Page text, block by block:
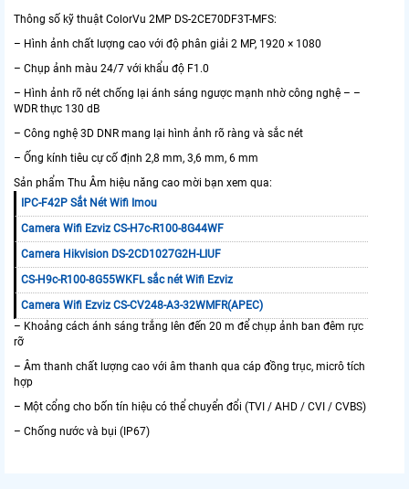
Thông số kỹ thuật ColorVu 2MP DS-2CE70DF3T-MFS:
– Hình ảnh chất lượng cao với độ phân giải 2 MP, 1920 × 1080
– Chụp ảnh màu 24/7 với khẩu độ F1.0
– Hình ảnh rõ nét chống lại ánh sáng ngược mạnh nhờ công nghệ – –
WDR thực 130 dB
– Công nghệ 3D DNR mang lại hình ảnh rõ ràng và sắc nét
– Ống kính tiêu cự cố định 2,8 mm, 3,6 mm, 6 mm
Sản phẩm Thu Âm hiệu năng cao mời bạn xem qua:
IPC-F42P Sắt Nét Wifi Imou
Camera Wifi Ezviz CS-H7c-R100-8G44WF
Camera Hikvision DS-2CD1027G2H-LIUF
CS-H9c-R100-8G55WKFL sắc nét Wifi Ezviz
Camera Wifi Ezviz CS-CV248-A3-32WMFR(APEC)
– Khoảng cách ánh sáng trắng lên đến 20 m để chụp ảnh ban đêm rực
rỡ
– Âm thanh chất lượng cao với âm thanh qua cáp đồng trục, micrô tích
hợp
– Một cổng cho bốn tín hiệu có thể chuyển đổi (TVI / AHD / CVI / CVBS)
– Chống nước và bụi (IP67)